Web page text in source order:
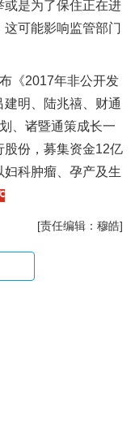
或是为了保住正在进
可能影响监管部门
《2017年非公开发
明、陆兆禧、财通
、诸暨通策成长一
股份，募集资金12亿
科肿瘤、孕产及生
[责任编辑：穆皓]